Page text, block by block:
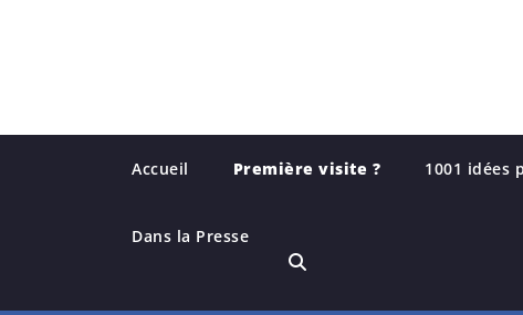
Accueil Première visite ? 1001 idées
Dans la Presse